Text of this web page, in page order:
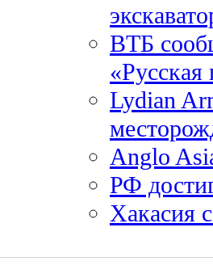
ВТБ
«Русская
Lydian
Anglo
РФ
Хакасия